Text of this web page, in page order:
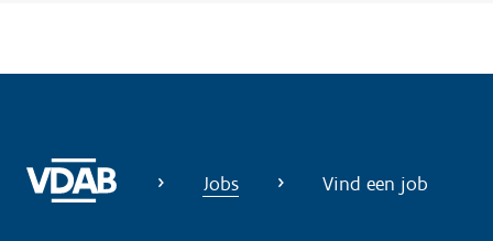
g
Jobs Vind een job